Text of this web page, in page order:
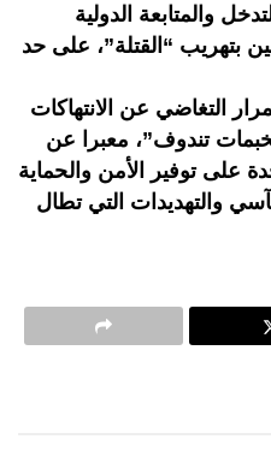
والمتابعة الدولية
بتهريب “القتلة”، على حد
التغاضي عن الانتهاكات
تندوف”، معبرا عن
على توفير الأمن والحماية
والتهديدات التي تطال